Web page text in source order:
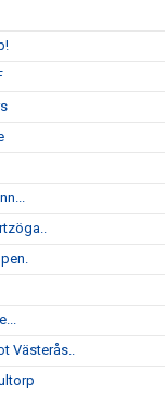
Västerås..